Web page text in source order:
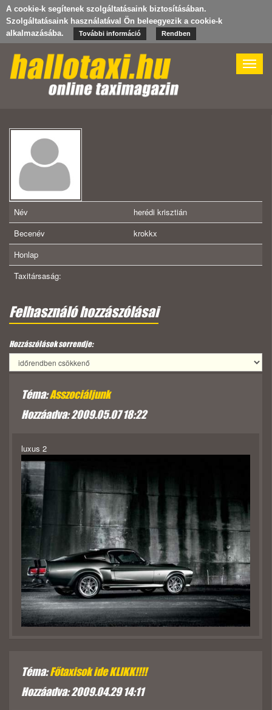
A cookie-k segítenek szolgáltatásaink biztosításában.
Szolgáltatásaink használatával Ön beleegyezik a cookie-k
alkalmazásába.
További információ Rendben
Toggle
Név
herédi krisztián
Becenév
krokkx
Honlap
Taxitársaság:
Felhasználó hozzászólásai
Hozzászólások sorrendje:
Téma:Asszociáljunk
Hozzáadva: 2009.05.07 18:22
luxus 2
Téma:Főtaxisok ide KLIKK!!!!
Hozzáadva: 2009.04.29 14:11